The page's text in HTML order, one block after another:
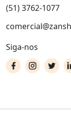
(51) 3762-1077
Siga-nos